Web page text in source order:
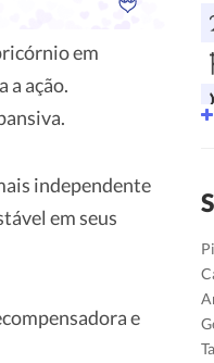
em
a ação.
independente
em seus
e